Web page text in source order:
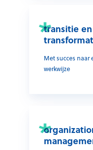
transitie en
Met succes naar
werkwijze